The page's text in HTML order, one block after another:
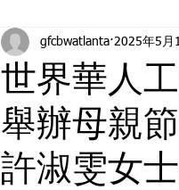
世界華人
舉辦母親
許淑雯女
gfcbwatlanta 2025年5月